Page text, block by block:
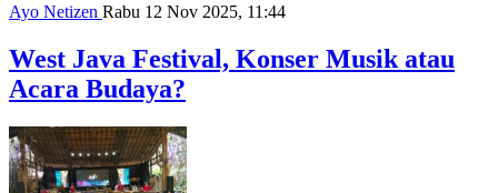
Ayo Netizen Rabu 12 Nov 2025, 11:44
West Java Festival, Konser Musik atau
Acara Budaya?